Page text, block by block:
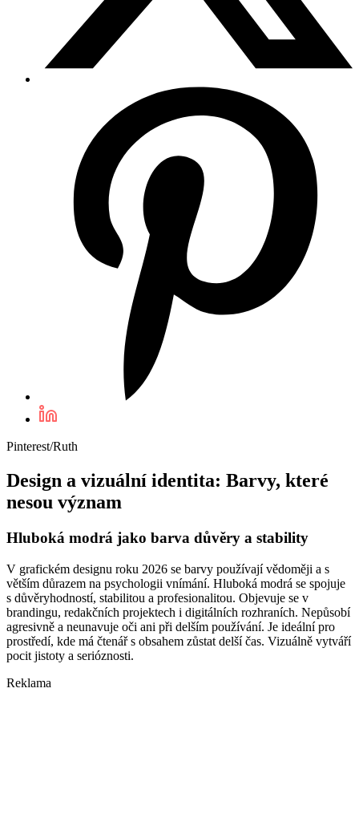
Pinterest/Ruth
Design a vizuální identita: Barvy, které
nesou význam
Hluboká modrá jako barva důvěry a stability
V grafickém designu roku 2026 se barvy používají vědoměji a s
větším důrazem na psychologii vnímání. Hluboká modrá se spojuje
s důvěryhodností, stabilitou a profesionalitou. Objevuje se v
brandingu, redakčních projektech i digitálních rozhraních. Nepůsobí
agresivně a neunavuje oči ani při delším používání. Je ideální pro
prostředí, kde má čtenář s obsahem zůstat delší čas. Vizuálně vytváří
pocit jistoty a serióznosti.
Reklama